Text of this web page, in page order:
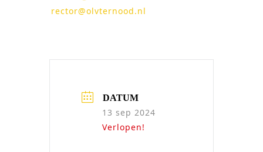
rector@olvternood.nl
DATUM
13 sep 2024
Verlopen!